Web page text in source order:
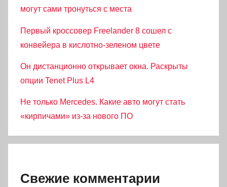
могут сами тронуться с места
Первый кроссовер Freelander 8 сошел с
конвейера в кислотно-зеленом цвете
Он дистанционно открывает окна. Раскрыты
опции Tenet Plus L4
Не только Mercedes. Какие авто могут стать
«кирпичами» из-за нового ПО
Свежие комментарии